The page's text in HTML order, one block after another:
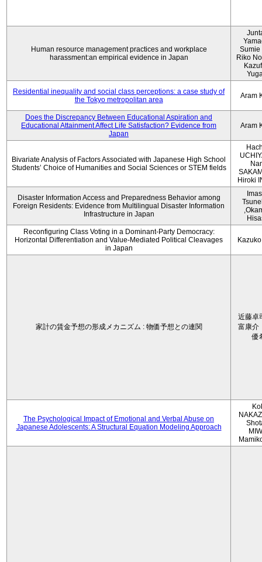
Human resource management practices and workplace
harassment:an empirical evidence in Japan
Sumie
Riko
Residential inequality and social class perceptions: a case study of
the Tokyo metropolitan area
Aram
Does the Discrepancy Between Educational Aspiration and
Educational Attainment Affect Life Satisfaction? Evidence from
Japan
Aram
Bivariate Analysis of Factors Associated with Japanese High School
Students’ Choice of Humanities and Social Sciences or STEM fields
Hiroki
Disaster Information Access and Preparedness Behavior among
Foreign Residents: Evidence from Multilingual Disaster Information
Infrastructure in Japan
Reconfiguring Class Voting in a Dominant-Party Democracy:
Horizontal Differentiation and Value-Mediated Political Cleavages
in Japan
家計の賃金予想の形成メカニズム : 物価予想との連関
近藤卓
富康介
優
The Psychological Impact of Emotional and Verbal Abuse on
Japanese Adolescents: A Structural Equation Modeling Approach